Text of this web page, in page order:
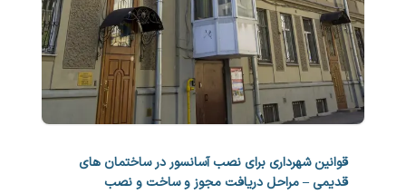
قوانین شهرداری برای نصب آسانسور در ساختمان های
قدیمی – مراحل دریافت مجوز و ساخت و نصب